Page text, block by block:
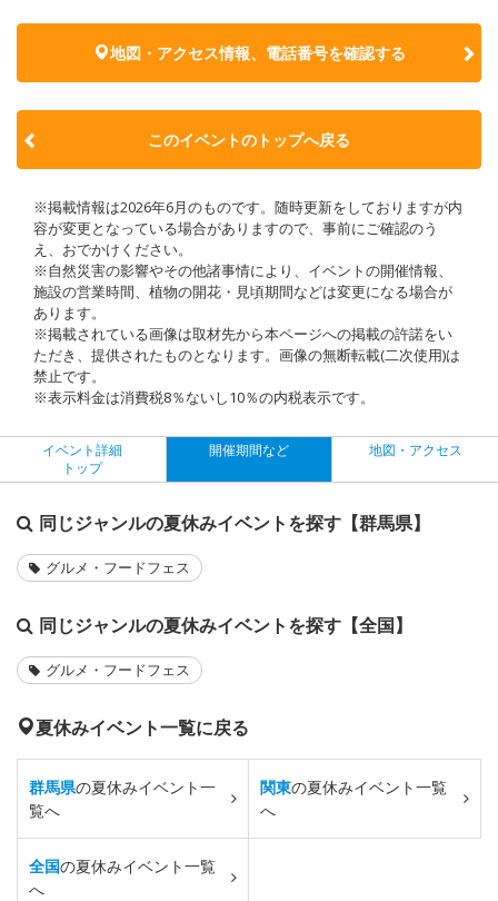
地図・アクセス情報、電話番号を確認する
このイベントのトップへ戻る
※掲載情報は2026年6月のものです。随時更新をしておりますが内
容が変更となっている場合がありますので、事前にご確認のう
え、おでかけください。
※自然災害の影響やその他諸事情により、イベントの開催情報、
施設の営業時間、植物の開花・見頃期間などは変更になる場合が
あります。
※掲載されている画像は取材先から本ページへの掲載の許諾をい
ただき、提供されたものとなります。画像の無断転載(二次使用)は
禁止です。
※表示料金は消費税8％ないし10％の内税表示です。
イベント詳細
トップ
開催期間など 地図・アクセス
同じジャンルの夏休みイベントを探す【群馬県】
グルメ・フードフェス
同じジャンルの夏休みイベントを探す【全国】
グルメ・フードフェス
夏休みイベント一覧に戻る
群馬県の夏休みイベント一
覧へ
関東の夏休みイベント一覧
へ
全国の夏休みイベント一覧
へ